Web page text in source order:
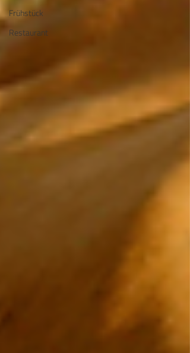
Frühstück
Restaurant